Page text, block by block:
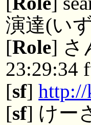
演達(い
[Role] さ
23:29:34
[sf]http://
[sf] けー